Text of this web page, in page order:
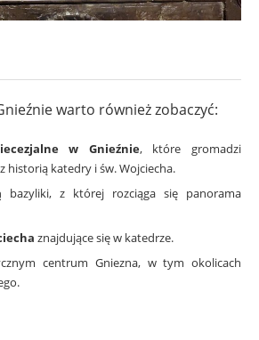
warto również zobaczyć:
w Gnieźnie, które gromadzi
historią katedry i św. Wojciecha.
bazyliki, z której rozciąga się panorama
znajdujące się w katedrze.
centrum Gniezna, w tym okolicach